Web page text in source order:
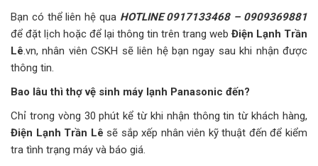
Bạn có thể liên hệ qua HOTLINE 0917133468 – 0909369881
để đặt lịch hoặc để lại thông tin trên trang web Điện Lạnh Trần
Lê .vn, nhân viên CSKH sẽ liên hệ bạn ngay sau khi nhận được
thông tin.
Bao lâu thì thợ vệ sinh máy lạnh Panasonic đến?
Chỉ trong vòng 30 phút kể từ khi nhận thông tin từ khách hàng,
Điện Lạnh Trần Lê sẽ sắp xếp nhân viên kỹ thuật đến để kiểm
tra tình trạng máy và báo giá.